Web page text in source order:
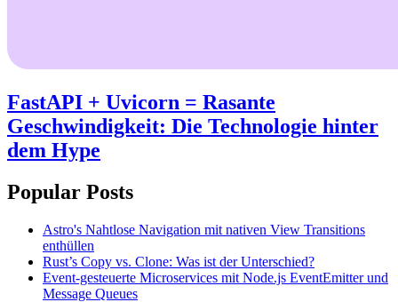
FastAPI + Uvicorn = Rasante
Geschwindigkeit: Die Technologie hinter
dem Hype
Popular Posts
Astro's Nahtlose Navigation mit nativen View Transitions
enthüllen
Rust’s Copy vs. Clone: Was ist der Unterschied?
Event-gesteuerte Microservices mit Node.js EventEmitter und
Message Queues